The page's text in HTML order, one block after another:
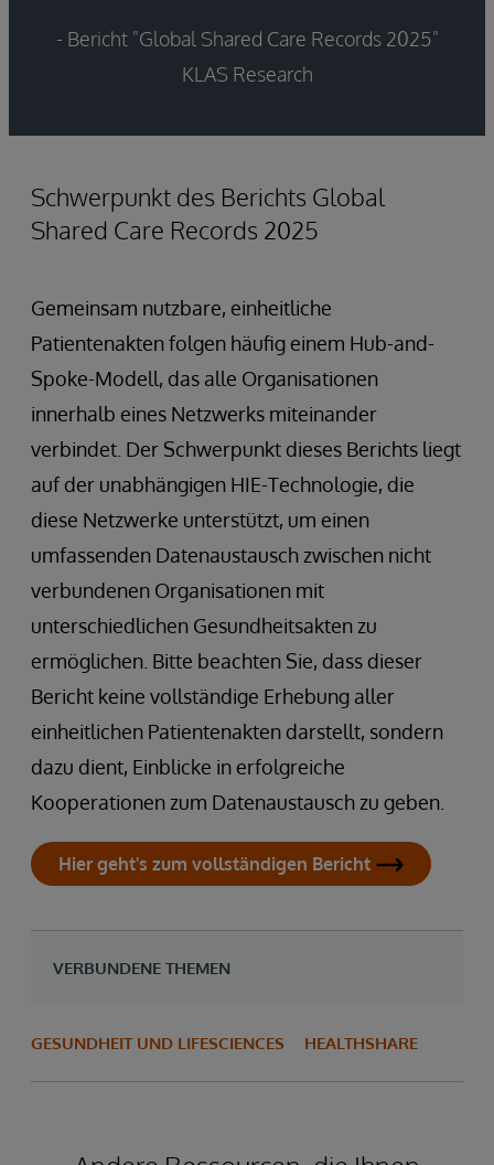
- Bericht "Global Shared Care Records 2025"
KLAS Research
Schwerpunkt des Berichts Global
Shared Care Records 2025
Gemeinsam nutzbare, einheitliche
Patientenakten folgen häufig einem Hub-and-
Spoke-Modell, das alle Organisationen
innerhalb eines Netzwerks miteinander
verbindet. Der Schwerpunkt dieses Berichts liegt
auf der unabhängigen HIE-Technologie, die
diese Netzwerke unterstützt, um einen
umfassenden Datenaustausch zwischen nicht
verbundenen Organisationen mit
unterschiedlichen Gesundheitsakten zu
ermöglichen. Bitte beachten Sie, dass dieser
Bericht keine vollständige Erhebung aller
einheitlichen Patientenakten darstellt, sondern
dazu dient, Einblicke in erfolgreiche
Kooperationen zum Datenaustausch zu geben.
Hier geht's zum vollständigen Bericht
VERBUNDENE THEMEN
GESUNDHEIT UND LIFESCIENCES HEALTHSHARE